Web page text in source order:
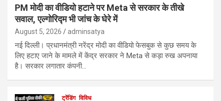
PM मोदी का वीडियो हटाने पर Meta से सरकार के तीखे
सवाल, एल्गोरिद्म भी जांच के घेरे में
August 5, 2026 adminsatya
नई दिल्ली। प्रधानमंत्री नरेंद्र मोदी का वीडियो फेसबुक से कुछ समय के
लिए हटाए जाने के मामले में केंद्र सरकार ने Meta से कड़ा रुख अपनाया
है। सरकार लगातार कंपनी…
ट्रेंडिंग विविध